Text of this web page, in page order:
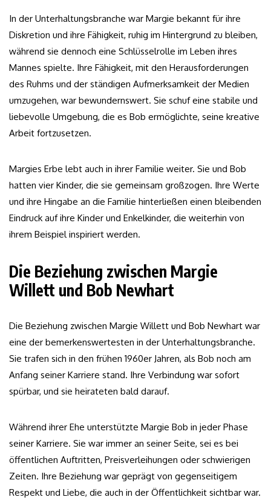
In der Unterhaltungsbranche war Margie bekannt für ihre
Diskretion und ihre Fähigkeit, ruhig im Hintergrund zu bleiben,
während sie dennoch eine Schlüsselrolle im Leben ihres
Mannes spielte. Ihre Fähigkeit, mit den Herausforderungen
des Ruhms und der ständigen Aufmerksamkeit der Medien
umzugehen, war bewundernswert. Sie schuf eine stabile und
liebevolle Umgebung, die es Bob ermöglichte, seine kreative
Arbeit fortzusetzen.
Margies Erbe lebt auch in ihrer Familie weiter. Sie und Bob
hatten vier Kinder, die sie gemeinsam großzogen. Ihre Werte
und ihre Hingabe an die Familie hinterließen einen bleibenden
Eindruck auf ihre Kinder und Enkelkinder, die weiterhin von
ihrem Beispiel inspiriert werden.
Die Beziehung zwischen Margie
Willett und Bob Newhart
Die Beziehung zwischen Margie Willett und Bob Newhart war
eine der bemerkenswertesten in der Unterhaltungsbranche.
Sie trafen sich in den frühen 1960er Jahren, als Bob noch am
Anfang seiner Karriere stand. Ihre Verbindung war sofort
spürbar, und sie heirateten bald darauf.
Während ihrer Ehe unterstützte Margie Bob in jeder Phase
seiner Karriere. Sie war immer an seiner Seite, sei es bei
öffentlichen Auftritten, Preisverleihungen oder schwierigen
Zeiten. Ihre Beziehung war geprägt von gegenseitigem
Respekt und Liebe, die auch in der Öffentlichkeit sichtbar war.